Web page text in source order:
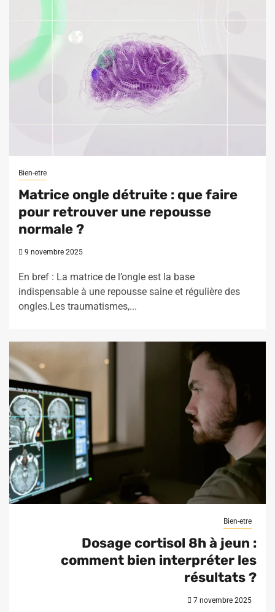
Bien-etre
Matrice ongle détruite : que faire
pour retrouver une repousse
normale ?
9 novembre 2025
En bref : La matrice de l’ongle est la base
indispensable à une repousse saine et régulière des
ongles.Les traumatismes,...
Bien-etre
Dosage cortisol 8h à jeun :
comment bien interpréter les
résultats ?
7 novembre 2025